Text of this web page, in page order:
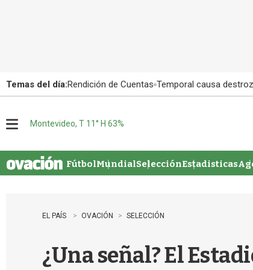
Temas del día:Rendición de Cuentas Temporal causa
u
Montevideo, T 11° H 63%
FútbolMundialSelecciónEstadisticas
EL PAÍS OVACIÓN SELECCIÓN
¿Una señal? El